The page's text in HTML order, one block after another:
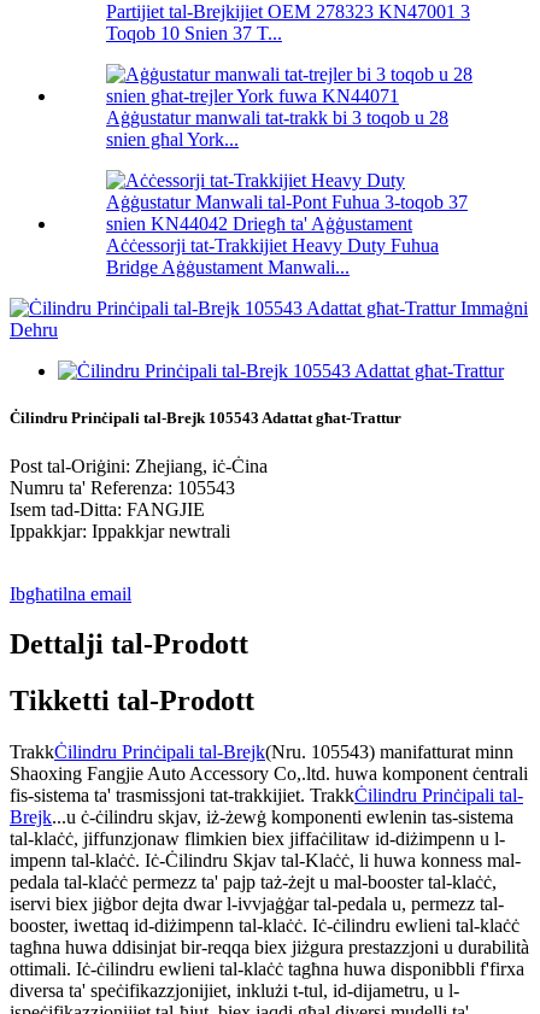
Partijiet tal-Brejkijiet OEM 278323 KN47001 3
Toqob 10 Snien 37 T...
Aġġustatur manwali tat-trakk bi 3 toqob u 28
snien għal York...
Aċċessorji tat-Trakkijiet Heavy Duty Fuhua
Bridge Aġġustament Manwali...
Ċilindru Prinċipali tal-Brejk 105543 Adattat għat-Trattur
Post tal-Oriġini: Zhejiang, iċ-Ċina
Numru ta' Referenza: 105543
Isem tad-Ditta: FANGJIE
Ippakkjar: Ippakkjar newtrali
Ibgħatilna email
Dettalji tal-Prodott
Tikketti tal-Prodott
TrakkĊilindru Prinċipali tal-Brejk(Nru. 105543) manifatturat minn
Shaoxing Fangjie Auto Accessory Co,.ltd. huwa komponent ċentrali
fis-sistema ta' trasmissjoni tat-trakkijiet. TrakkĊilindru Prinċipali tal-
Brejk...u ċ-ċilindru skjav, iż-żewġ komponenti ewlenin tas-sistema
tal-klaċċ, jiffunzjonaw flimkien biex jiffaċilitaw id-diżimpenn u l-
impenn tal-klaċċ. Iċ-Ċilindru Skjav tal-Klaċċ, li huwa konness mal-
pedala tal-klaċċ permezz ta' pajp taż-żejt u mal-booster tal-klaċċ,
iservi biex jiġbor dejta dwar l-ivvjaġġar tal-pedala u, permezz tal-
booster, iwettaq id-diżimpenn tal-klaċċ. Iċ-ċilindru ewlieni tal-klaċċ
tagħna huwa ddisinjat bir-reqqa biex jiżgura prestazzjoni u durabilità
ottimali. Iċ-ċilindru ewlieni tal-klaċċ tagħna huwa disponibbli f'firxa
diversa ta' speċifikazzjonijiet, inklużi t-tul, id-dijametru, u l-